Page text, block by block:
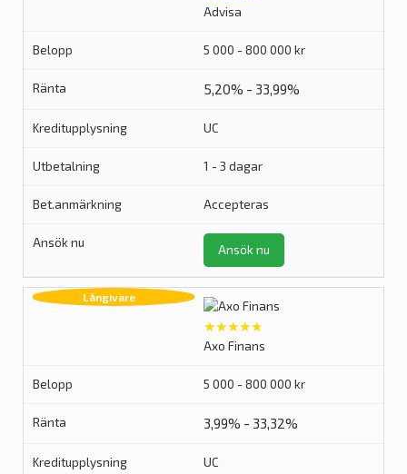
Advisa
5 000 - 800 000 kr
5,20% - 33,99%
UC
1 - 3 dagar
Accepteras
Ansök nu
★★★★★
Axo Finans
5 000 - 800 000 kr
3,99% - 33,32%
UC